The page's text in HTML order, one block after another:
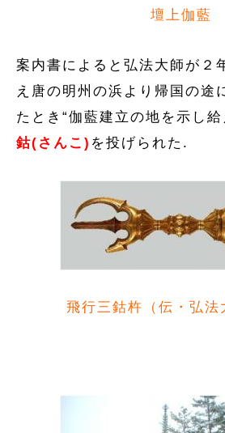
壇上伽藍
案内書によると弘法大師が２
え唐の明州の浜より帰国の途
たとき“伽藍建立の地を示し
鈷(さんこ) を投げられた.
飛行三鈷杵（伝・弘法